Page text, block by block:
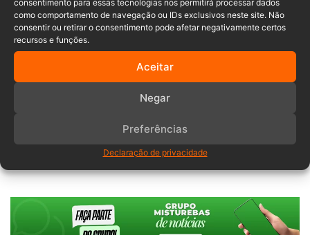
consentimento para essas tecnologias nos permitirá processar dados
como comportamento de navegação ou IDs exclusivos neste site. Não
consentir ou retirar o consentimento pode afetar negativamente certos
recursos e funções.
Aceitar
Negar
Preferências
Declaração de privacidade
Com atrações culturais, expositores e atividades para
diferentes públicos, a expectativa é de que a programação
transforme a praça em um dos principais pontos de
encontro da cidade neste fim de semana. A entrada é
gratuita.
feira Feira Flor & Ser
indaial praça sábado